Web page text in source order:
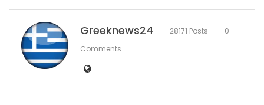
Greeknews24 28171 Posts
0
Comments